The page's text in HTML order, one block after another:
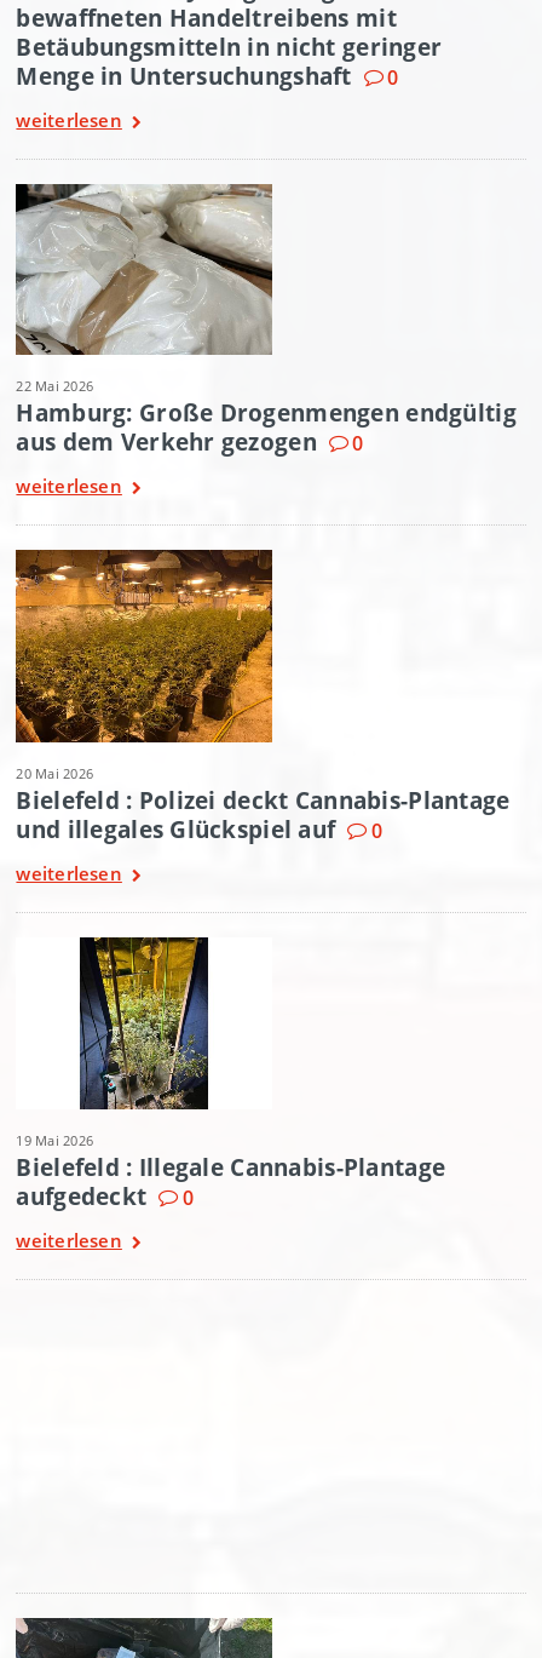
bewaffneten Handeltreibens mit
Betäubungsmitteln in nicht geringer
Menge in Untersuchungshaft
0
weiterlesen
22 Mai 2026
Hamburg: Große Drogenmengen endgültig
aus dem Verkehr gezogen
0
weiterlesen
20 Mai 2026
Bielefeld : Polizei deckt Cannabis-Plantage
und illegales Glückspiel auf
0
weiterlesen
19 Mai 2026
Bielefeld : Illegale Cannabis-Plantage
aufgedeckt
0
weiterlesen